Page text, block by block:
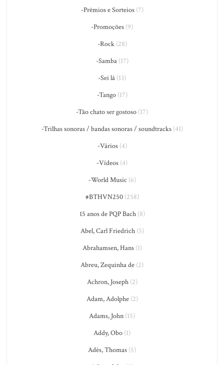
-Prêmios e Sorteios(7)
-Promoções (9)
-Rock(28)
-Samba(17)
-Sei lá (13)
-Tango(17)
-Tão chato ser gostoso (17)
-Trilhas sonoras / bandas sonoras / soundtracks(41)
-Vários(4)
-Vídeos (4)
-World Music (6)
#BTHVN250(258)
15 anos de PQP Bach(8)
Abel, Carl Friedrich(5)
Abrahamsen, Hans(1)
Abreu, Zequinha de (2)
Achron, Joseph(2)
Adam, Adolphe(2)
Adams, John (15)
Addy, Obo (1)
Adès, Thomas (5)